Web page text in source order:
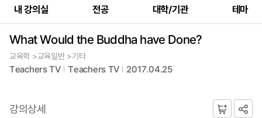
내 강의실 전공 대학/기관 테마
What Would the Buddha have Done?
교육학 >교육일반 >기타
Teachers TV Teachers TV 2017.04.25
강의상세